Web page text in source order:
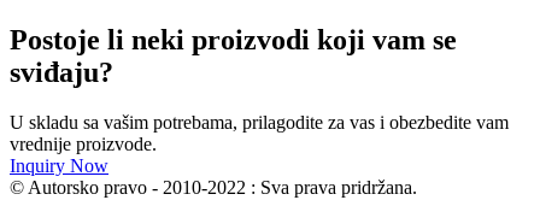
Postoje li neki proizvodi koji vam se
sviđaju?
U skladu sa vašim potrebama, prilagodite za vas i obezbedite vam
vrednije proizvode.
Inquiry Now
© Autorsko pravo - 2010-2022 : Sva prava pridržana.